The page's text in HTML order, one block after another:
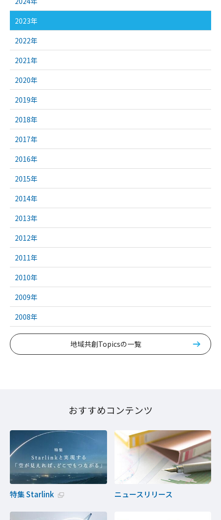
2023年
2022年
2021年
2020年
2019年
2018年
2017年
2016年
2015年
2014年
2013年
2012年
2011年
2010年
2009年
2008年
地域共創Topicsの一覧
おすすめコンテンツ
特集 Starlink
新規ウィンドウで開く
ニュースリリース